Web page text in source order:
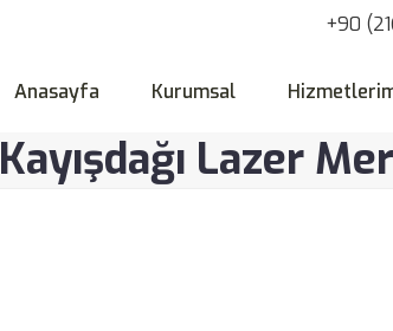
+90
Anasayfa Kurumsal
Kayışdağı Lazer